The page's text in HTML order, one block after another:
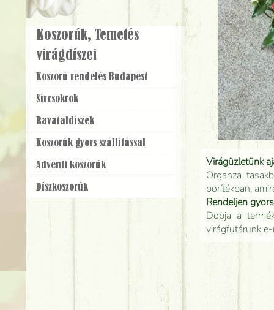
Virágüzletünk
Organza
borítékban,
Rendeljen
Dobja a
virágfutárunk
Koszorúk, Temetés
virágdíszei
Koszorú rendelés Budapest
Sírcsokrok
Ravatal­díszek
Koszorúk gyors szállítással
Adventi koszorúk
Dísz­koszorúk